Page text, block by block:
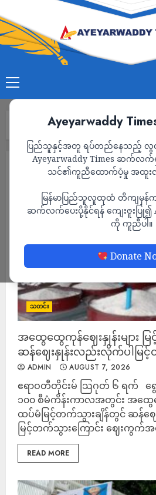
Ayeyarwaddy
ပြည်သူနှင့်အတူ ရပ်တည်နေသည့် လွ
Ayeyarwaddy Times ဆက်လ
သင်၏ကူညီထောက်ပံ့မှု အထူး
မြန်မာပြည်သူလူထုထံ တိကျမှန်က
ဆက်လက်ပေးပို့နိုင်ရန် ကျေးဇူးပြု၍
ကို ကူညီပါ။
Donate
သတင်း Page 3
သတင်း
သတင်း
အထွေထွေကုန်ဈေးနှုန်းများ
ဆန်ဈေးနှုန်းလည်းလိုက်ပါမြ
ADMIN AUGUST 7, 2026
ဧရာဝတီတိုင်းမ် ဩဂုတ် ၆ ရက် ရွ
၁၀၀ စီမံကိန်းကာလအတွင်း အထွေထွ
ထပ်မံမြင့်တက်သွားချိန်တွင် ဆန်ဈ
မြင့်တက်သွားကြောင်း ဈေးကွက်အ
READ MORE